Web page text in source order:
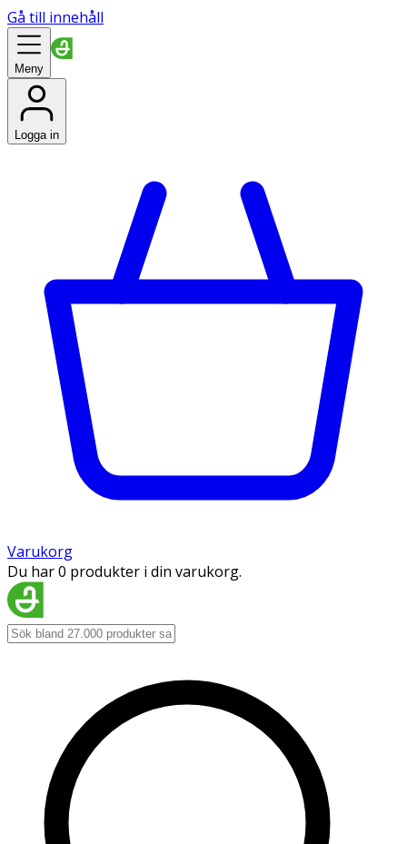
Gå till innehåll
Meny
Logga in
Varukorg
Du har 0 produkter i din varukorg.